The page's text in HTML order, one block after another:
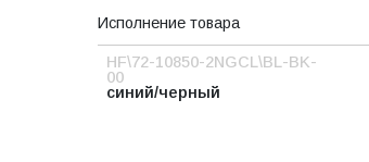
Исполнение товара
HF\72-10850-2NGCL\BL-BK-
00
синий/черный